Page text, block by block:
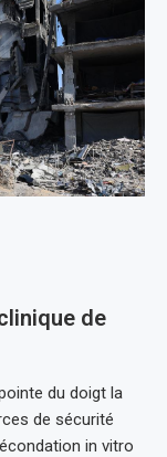
de
du doigt la
de sécurité
in vitro